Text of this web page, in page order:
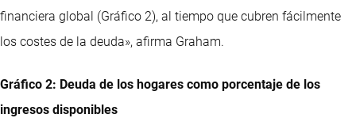
financiera global (Gráfico 2), al tiempo que cubren fácilmente
los costes de la deuda», afirma Graham.
Gráfico 2: Deuda de los hogares como porcentaje de los
ingresos disponibles